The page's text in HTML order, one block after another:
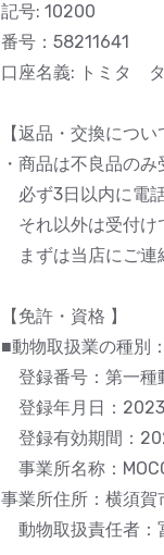
記号: 10200
番号：58211641
口座名義: トミタ
【返品・交換につい
・商品は不良品のみ
必ず3日以内に電
それ以外は受付け
まずは当店にご連
【免許・資格 】
■動物取扱業の種別
登録番号：第一種
登録年月日：
登録有効期間
事業所名称：
事業所住所：横須
動物取扱責任者